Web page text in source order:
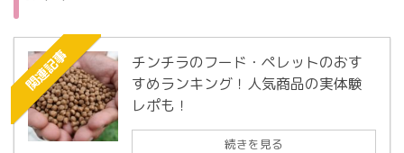
関連記事
チンチラのフード・ペレットのおす
すめランキング！人気商品の実体験
レポも！
続きを見る